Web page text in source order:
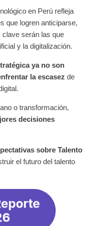
en Perú refleja
que logren anticiparse,
serán las que
y la digitalización.
ya no son
la escasez de
o transformación,
decisiones
sobre Talento
el futuro del talento